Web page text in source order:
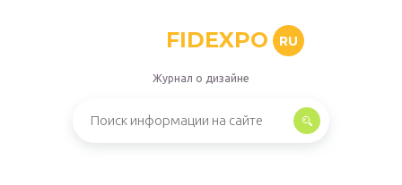
FIDEXPO RU
Журнал о дизайне